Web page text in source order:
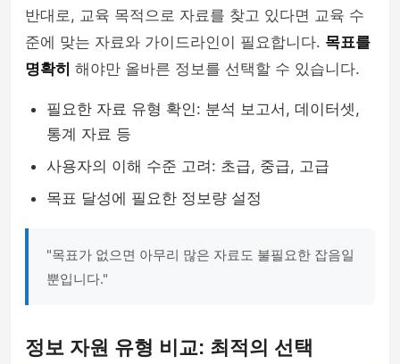
반대로, 교육 목적으로 자료를 찾고 있다면 교육 수
준에 맞는 자료와 가이드라인이 필요합니다. 목표를
명확히 해야만 올바른 정보를 선택할 수 있습니다.
필요한 자료 유형 확인: 분석 보고서, 데이터셋,
통계 자료 등
사용자의 이해 수준 고려: 초급, 중급, 고급
목표 달성에 필요한 정보량 설정
"목표가 없으면 아무리 많은 자료도 불필요한 잡음일
뿐입니다."
정보 자원 유형 비교: 최적의 선택